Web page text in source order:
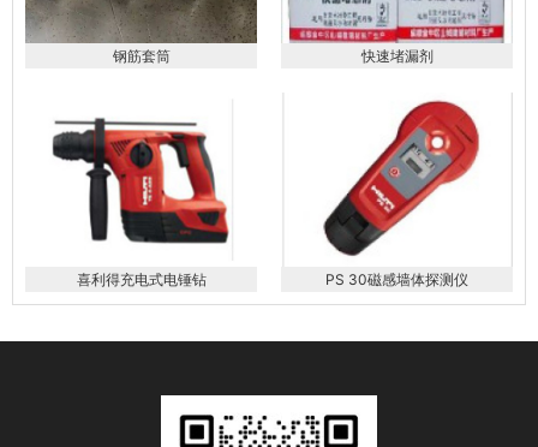
钢筋套筒 快速堵漏剂
喜利得充电式电锤钻 PS 30磁感墙体探测仪